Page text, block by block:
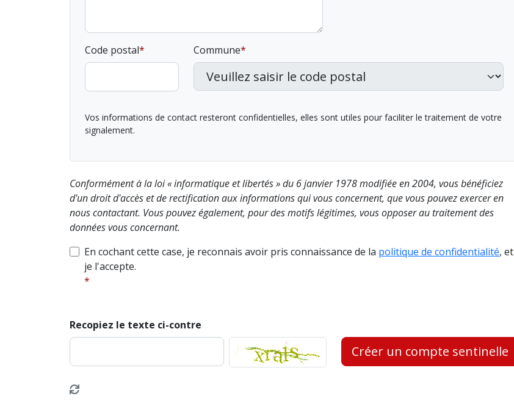
Code postal Commune
Vos informations de contact resteront confidentielles, elles sont utiles pour faciliter le traitement de votre
signalement.
Conformément à la loi « informatique et libertés » du 6 janvier 1978 modifiée en 2004, vous bénéficiez
d'un droit d'accès et de rectification aux informations qui vous concernent, que vous pouvez exercer en
nous contactant. Vous pouvez également, pour des motifs légitimes, vous opposer au traitement des
données vous concernant.
En cochant cette case, je reconnais avoir pris connaissance de la politique de confidentialité, et
je l'accepte.
Recopiez le texte ci-contre
Créer un compte sentinelle